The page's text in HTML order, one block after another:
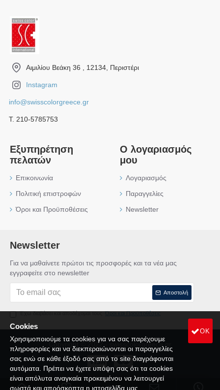
Αιμιλίου Βεάκη 36 , 12134, Περιστέρι
Instagram
info@swisscolorgreece.gr
Τ. 210-5785753
Εξυπηρέτηση
πελατών
Επικοινωνία
Πολιτική επιστροφών
Όροι και Προϋποθέσεις
Ο λογαριασμός
μου
Λογαριασμός
Παραγγελίες
Newsletter
Newsletter
Για να μαθαίνετε πρώτοι τις προσφορές και τα νέα μας
εγγραφείτε στο newsletter
Αποστολή
Έχω διαβάσει και αποδέχομαι τους Όροι και Προϋποθέσεις
Copyright © 2022 - swisscolorgreece.gr
OK
Cookies
Χρησιμοποιούμε τα cookies για να σας παρέχουμε
πληροφορίες και να διεκπεραιώνονται οι παραγγελίες
σας ενώ σε κάθε έξοδό σας από το site διαγράφονται
αυτόματα. Πρέπει να έχετε υπόψη σας ότι τα cookies
είναι απόλυτα αναγκαία προκειμένου να λειτουργεί
σωστά και απρόσκοπτα η ιστοσελίδα μας.